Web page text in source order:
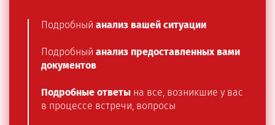
Подробный анализ вашей ситуации
Подробный анализ предоставленных вами
документов
Подробные ответы на все, возникшие у вас
в процессе встречи, вопросы